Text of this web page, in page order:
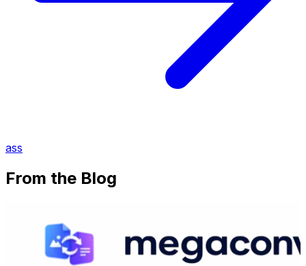
ass
From the Blog